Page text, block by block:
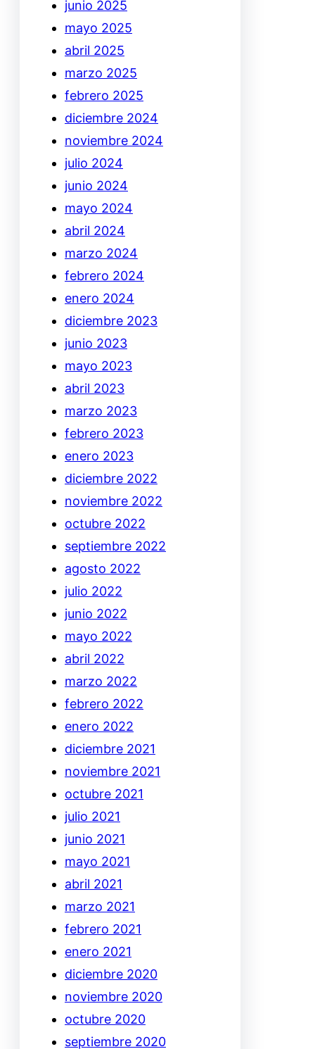
junio 2025
mayo 2025
abril 2025
marzo 2025
febrero 2025
diciembre 2024
noviembre 2024
julio 2024
junio 2024
mayo 2024
abril 2024
marzo 2024
febrero 2024
enero 2024
diciembre 2023
junio 2023
mayo 2023
abril 2023
marzo 2023
febrero 2023
enero 2023
diciembre 2022
noviembre 2022
octubre 2022
septiembre 2022
agosto 2022
julio 2022
junio 2022
mayo 2022
abril 2022
marzo 2022
febrero 2022
enero 2022
diciembre 2021
noviembre 2021
octubre 2021
julio 2021
junio 2021
mayo 2021
abril 2021
marzo 2021
febrero 2021
enero 2021
diciembre 2020
noviembre 2020
octubre 2020
septiembre 2020